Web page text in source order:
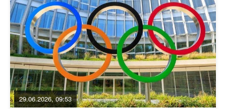
29.06.2026, 09:53